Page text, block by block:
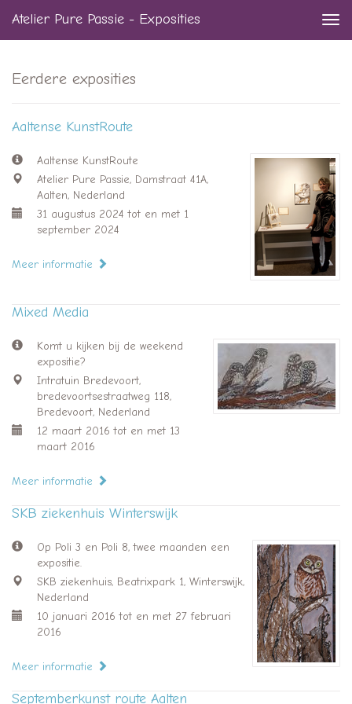
Atelier Pure Passie - Exposities
Eerdere exposities
Aaltense KunstRoute
Aaltense KunstRoute
Atelier Pure Passie, Damstraat 41A,
Aalten, Nederland
31 augustus 2024 tot en met 1
september 2024
Meer informatie
Mixed Media
Komt u kijken bij de weekend
expositie?
Intratuin Bredevoort,
bredevoortsestraatweg 118,
Bredevoort, Nederland
12 maart 2016 tot en met 13
maart 2016
Meer informatie
SKB ziekenhuis Winterswijk
Op Poli 3 en Poli 8, twee maanden een
expositie.
SKB ziekenhuis, Beatrixpark 1, Winterswijk,
Nederland
10 januari 2016 tot en met 27 februari
2016
Meer informatie
Septemberkunst route Aalten